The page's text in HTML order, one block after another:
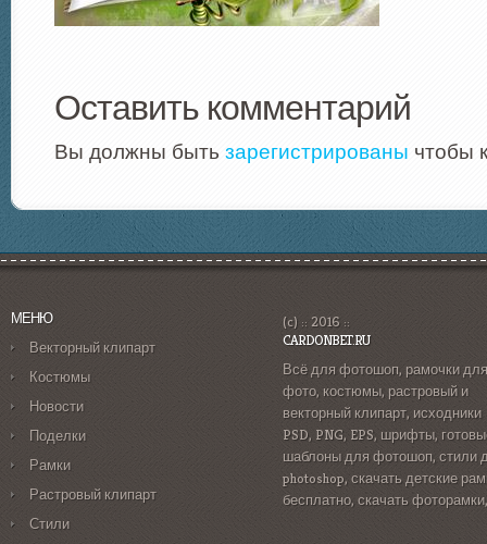
Оставить комментарий
Вы должны быть зарегистрированы чтобы
МЕНЮ
Векторный клипарт
Костюмы
Новости
Поделки
Рамки
Растровый клипарт
Стили
(c) :: 2016 ::
CARDONBET.RU
Всё для фотошоп, рамочки для
фото, костюмы, растровый и
векторный клипарт, исходники
PSD, PNG, EPS, шрифты,
шаблоны для фотошоп, стили
photoshop, скачать детские
бесплатно, скачать фоторамки,